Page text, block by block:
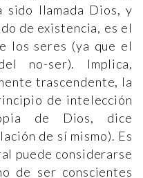
sido llamada Dios, y
de existencia, es el
los seres (ya que el
no-ser). Implica,
trascendente, la
de intelección
de Dios, dice
de sí mismo). Es
puede considerarse
de ser conscientes